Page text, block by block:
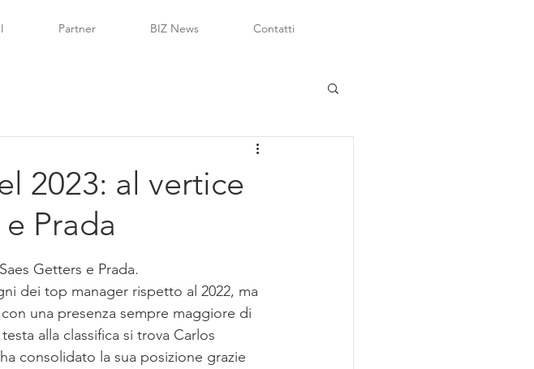
Partner BIZ News Contatti
2023: al vertice
Prada
Getters e Prada.
dei top manager rispetto al 2022, ma
una presenza sempre maggiore di
alla classifica si trova Carlos
consolidato la sua posizione grazie